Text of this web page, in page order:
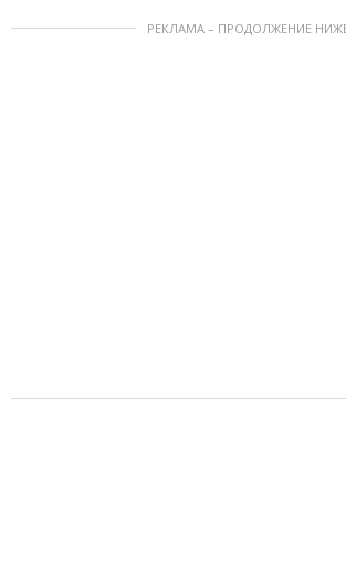
РЕКЛАМА – ПРОДОЛЖЕНИЕ